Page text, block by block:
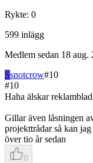
Rykte: 0
599 inlägg
Medlem sedan 18 aug.
Ssnotcrow#10
#10
Haha älskar
Gillar även låsningen
projekttrådar så kan
över tio år sedan
0